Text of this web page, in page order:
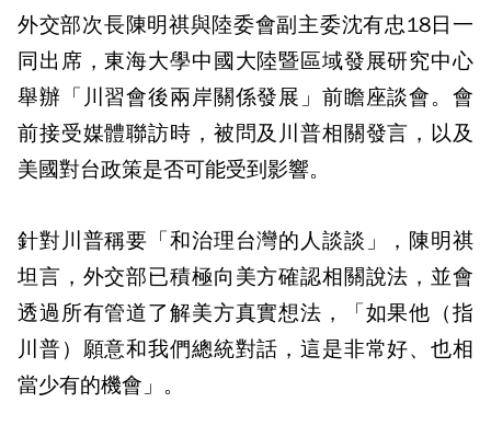
外交部次長陳明祺與陸委會副主委沈有忠18日一
同出席，東海大學中國大陸暨區域發展研究中心
舉辦「川習會後兩岸關係發展」前瞻座談會。會
前接受媒體聯訪時，被問及川普相關發言，以及
美國對台政策是否可能受到影響。
針對川普稱要「和治理台灣的人談談」，陳明祺
坦言，外交部已積極向美方確認相關說法，並會
透過所有管道了解美方真實想法，「如果他（指
川普）願意和我們總統對話，這是非常好、也相
當少有的機會」。